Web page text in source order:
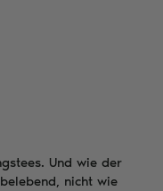
Und wie der
nicht wie